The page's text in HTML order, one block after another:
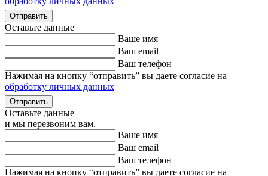
Оставьте данные
Ваше имя
Ваш email
Ваш телефон
Нажимая на кнопку “отправить” вы даете согласие на
обработку личных данных
Оставьте данные
и мы перезвоним вам.
Ваше имя
Ваш email
Ваш телефон
Нажимая на кнопку “отправить” вы даете согласие на